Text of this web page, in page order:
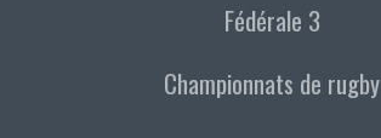
Fédérale 3
Championnats de rugby